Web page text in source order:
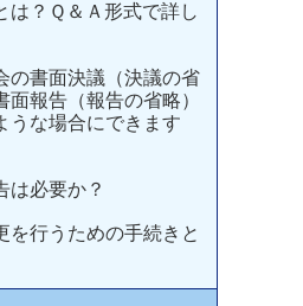
は？Ｑ＆Ａ形式で詳し
の書面決議（決議の省
面報告（報告の省略）
うな場合にできます
は必要か？
を行うための手続きと